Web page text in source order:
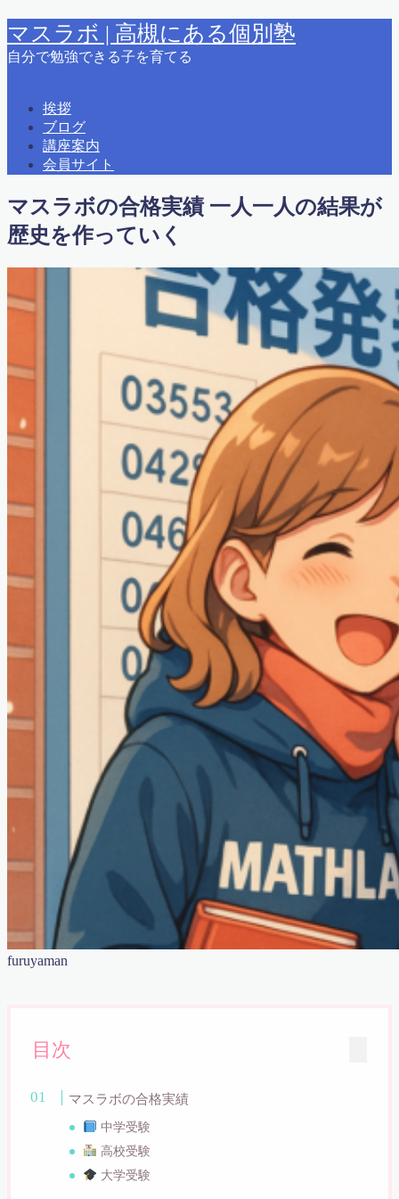
マスラボ | 高槻にある個別塾
自分で勉強できる子を育てる
MENU
2015夏期講習
2015春期講習
2016 夏期講習
2019夏期講習案内
2021冬期学力テスト カリキュラム＆時間
えとうっち × ふるやまん
かっこいい大人になるために
ふるやまんの著書紹介
りんご塾高槻校問い合わせ
オンライン会員
オンライン授業申込書
コロナ感染拡大における対応 2020年5月17日更新
コース紹介2023
ゴールデンウィーク算数特訓講座（無料）
ディベート講座 〜 ようこそ！名越先生 〜
デモ(ふるやまんの説教部屋）
デモプリセット記事 Part06
デモプリセット記事 Part06
デモプリセット記事 Part13
トップページ
トップページ
ブリッジ×マスラボ2015特別授業講座
ブリッジとマスラボ特別授業開講2015
プライバシーポリシー
プロフィール
マスラボ|自分で勉強ができるようになる塾
マスラボ×お菓子のアトリエ遊心
マスラボ×ブリッジの特別授業開講2016
マスラボ 合格への７ケ条
マスラボ 社会歴史
マスラボだからできる！土曜・日曜集中特訓講座
マスラボとは？
マスラボの合格実績 一人一人の結果が歴史を作ってい
マスラボキッズ
マスラボキッズ
マスラボキッズ 低学年から算数オリンピックメダリ
マスラボ本部
中学受験
中学受験コース 一人一人が主役
中学数学 図形の性質 二等辺三角形
仕事の数字とツボがぜったいに分かる本！出版記念講
挨拶
ブログ
講座案内
会員サイト
マスラボの合格実績 一人一人の結果が
歴史を作っていく
furuyaman
目次
マスラボの合格実績
中学受験
高校受験
大学受験